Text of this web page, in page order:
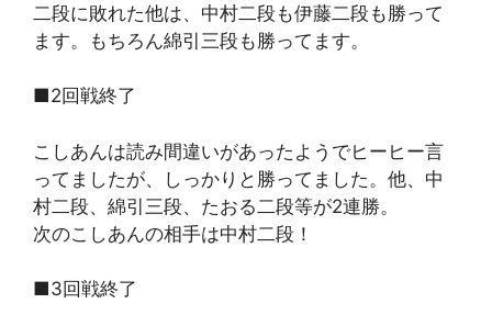
二段に敗れた他は、中村二段も伊藤二段も勝って
ます。もちろん綿引三段も勝ってます。
■2回戦終了
こしあんは読み間違いがあったようでヒーヒー言
ってましたが、しっかりと勝ってました。他、中
村二段、綿引三段、たおる二段等が2連勝。
次のこしあんの相手は中村二段！
■3回戦終了